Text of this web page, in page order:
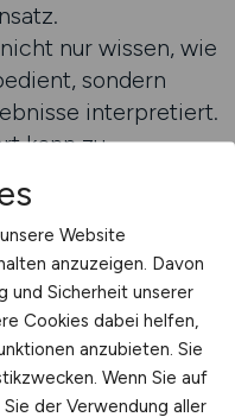
nur wissen, wie
sondern
interpretiert.
kann zu
und damit zu
Rückbauten.
Pflege der
wichtig wie die
ihnen.
oder
Website
anzuzeigen. Davon
und Sicherheit unserer
Cookies dabei helfen,
anzubieten. Sie
Wenn Sie auf
der Verwendung aller